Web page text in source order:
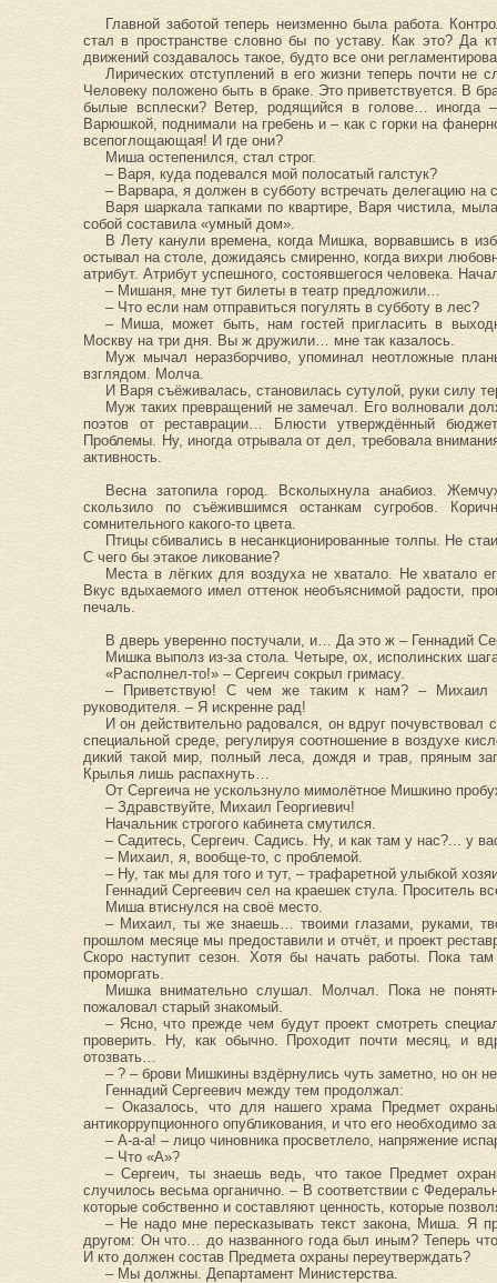
Главной заботой теперь неизменно была работа.
стал в пространстве словно бы по уставу. Как это? Да
движений создавалось такое, будто все они
Лирических отступлений в его жизни теперь почти
Человеку положено быть в браке. Это приветствуется. В
былые всплески? Ветер, родящийся в голове…
Варюшкой, поднимали на гребень и – как с горки на
всепоглощающая! И где они?
Миша остепенился, стал строг.
– Варя, куда подевался мой полосатый галстук?
– Варвара, я должен в субботу встречать делегацию на
Варя шаркала тапками по квартире, Варя чистила,
собой составила «умный дом».
В Лету канули времена, когда Мишка, ворвавшись в
остывал на столе, дожидаясь смиренно, когда вихри
атрибут. Атрибут успешного, состоявшегося человека.
– Мишаня, мне тут билеты в театр предложили…
– Что если нам отправиться погулять в субботу в лес?
– Миша, может быть, нам гостей пригласить в
Москву на три дня. Вы ж дружили… мне так казалось.
Муж мычал неразборчиво, упоминал неотложные
взглядом. Молча.
И Варя съёживалась, становилась сутулой, руки силу
Муж таких превращений не замечал. Его волновали
поэтов от реставрации… Блюсти утверждённый
Проблемы. Ну, иногда отрывала от дел, требовала
активность.
Весна затопила город. Всколыхнула анабиоз.
скользило по съёжившимся останкам сугробов.
сомнительного какого-то цвета.
Птицы сбивались в несанкционированные толпы. Не
С чего бы этакое ликование?
Места в лёгких для воздуха не хватало. Не хватало
Вкус вдыхаемого имел оттенок необъяснимой радости,
печаль.
В дверь уверенно постучали, и… Да это ж – Геннадий
Мишка выполз из-за стола. Четыре, ох, исполинских
«Располнел-то!» – Сергеич сокрыл гримасу.
– Приветствую! С чем же таким к нам? – Михаил
руководителя. – Я искренне рад!
И он действительно радовался, он вдруг
специальной среде, регулируя соотношение в воздухе
дикий такой мир, полный леса, дождя и трав, пряным
Крылья лишь распахнуть…
От Сергеича не ускользнуло мимолётное Мишкино
– Здравствуйте, Михаил Георгиевич!
Начальник строгого кабинета смутился.
– Садитесь, Сергеич. Садись. Ну, и как там у нас?... у
– Михаил, я, вообще-то, с проблемой.
– Ну, так мы для того и тут, – трафаретной улыбкой
Геннадий Сергеевич сел на краешек стула. Проситель
Миша втиснулся на своё место.
– Михаил, ты же знаешь… твоими глазами, руками,
прошлом месяце мы предоставили и отчёт, и проект
Скоро наступит сезон. Хотя бы начать работы. Пока
проморгать.
Мишка внимательно слушал. Молчал. Пока не
пожаловал старый знакомый.
– Ясно, что прежде чем будут проект смотреть
проверить. Ну, как обычно. Проходит почти месяц, и
отозвать…
– ? – брови Мишкины вздёрнулись чуть заметно, но он
Геннадий Сергеевич между тем продолжал:
– Оказалось, что для нашего храма Предмет
антикоррупционного опубликования, и что его необходимо
– А-а-а! – лицо чиновника просветлело, напряжение
– Что «А»?
– Сергеич, ты знаешь ведь, что такое Предмет
случилось весьма органично. – В соответствии с
которые собственно и составляют ценность, которые
– Не надо мне пересказывать текст закона, Миша. Я
другом: Он что… до названного года был иным? Теперь
И кто должен состав Предмета охраны переутверждать?
– Мы должны. Департамент Министерства.